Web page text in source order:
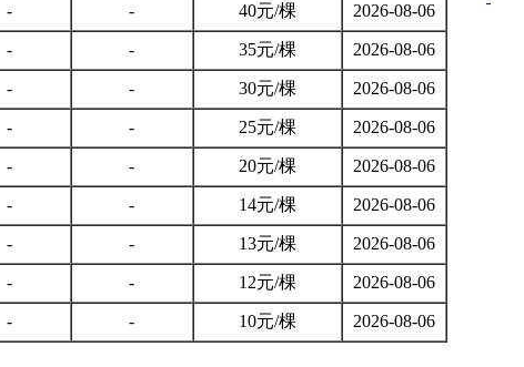
- - 40元/棵 2026-08-06
- - 35元/棵 2026-08-06
- - 30元/棵 2026-08-06
- - 25元/棵 2026-08-06
- - 20元/棵 2026-08-06
- - 14元/棵 2026-08-06
- - 13元/棵 2026-08-06
- - 12元/棵 2026-08-06
- - 10元/棵
2026-08-06